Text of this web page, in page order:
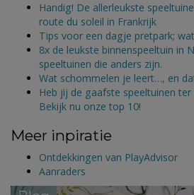
Handig! De allerleukste
route du soleil in Frankrijk
Tips voor een dagje pretpark;
8x de leukste binnenspeeltuin in
speeltuinen die anders zijn.
Wat schommelen je leert…, en
Heb jij de gaafste speeltuinen
Bekijk nu onze top 10!
Meer inpiratie
Ontdekkingen van PlayAdvisor
Aanraders